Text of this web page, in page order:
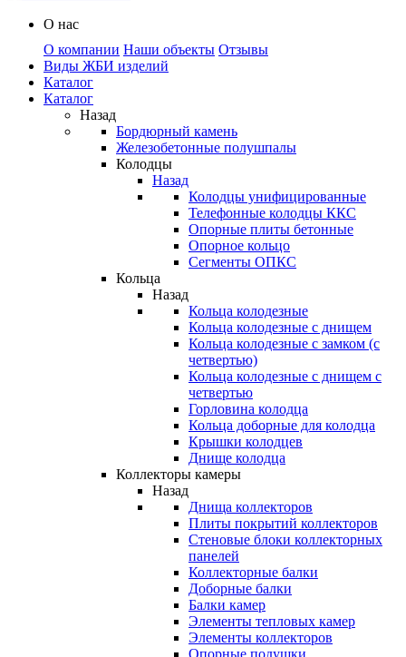
О нас
О компании Наши объекты Отзывы
Виды ЖБИ изделий
Каталог
Каталог
Назад
Бордюрный камень
Железобетонные полушпалы
Колодцы
Назад
Колодцы унифицированные
Телефонные колодцы ККС
Опорные плиты бетонные
Опорное кольцо
Сегменты ОПКС
Кольца
Назад
Кольца колодезные
Кольца колодезные с днищем
Кольца колодезные с замком (с
четвертью)
Кольца колодезные с днищем с
четвертью
Горловина колодца
Кольца доборные для колодца
Крышки колодцев
Днище колодца
Коллекторы камеры
Назад
Днища коллекторов
Плиты покрытий коллекторов
Стеновые блоки коллекторных
панелей
Коллекторные балки
Доборные балки
Балки камер
Элементы тепловых камер
Элементы коллекторов